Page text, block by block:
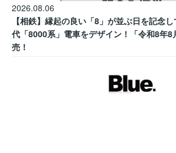
2026.08.06
【相鉄】縁起の良い「8」が並ぶ日を記念
代「8000系」電車をデザイン！「令和8年8
売！